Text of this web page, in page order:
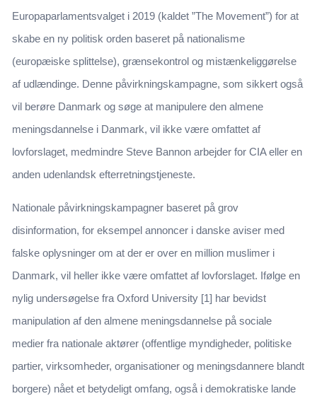
Europaparlamentsvalget i 2019 (kaldet ”The Movement”) for at
skabe en ny politisk orden baseret på nationalisme
(europæiske splittelse), grænsekontrol og mistænkeliggørelse
af udlændinge. Denne påvirkningskampagne, som sikkert også
vil berøre Danmark og søge at manipulere den almene
meningsdannelse i Danmark, vil ikke være omfattet af
lovforslaget, medmindre Steve Bannon arbejder for CIA eller en
anden udenlandsk efterretningstjeneste.
Nationale påvirkningskampagner baseret på grov
disinformation, for eksempel annoncer i danske aviser med
falske oplysninger om at der er over en million muslimer i
Danmark, vil heller ikke være omfattet af lovforslaget. Ifølge en
nylig undersøgelse fra Oxford University [1] har bevidst
manipulation af den almene meningsdannelse på sociale
medier fra nationale aktører (offentlige myndigheder, politiske
partier, virksomheder, organisationer og meningsdannere blandt
borgere) nået et betydeligt omfang, også i demokratiske lande